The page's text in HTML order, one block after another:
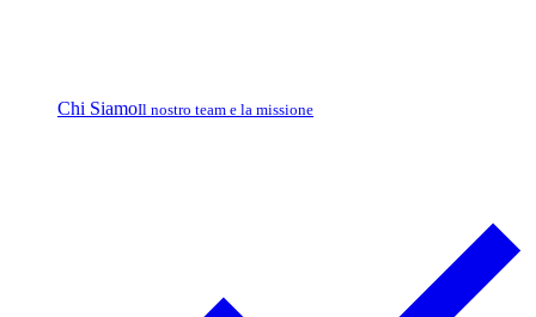
Chi SiamoIl nostro team e la missione